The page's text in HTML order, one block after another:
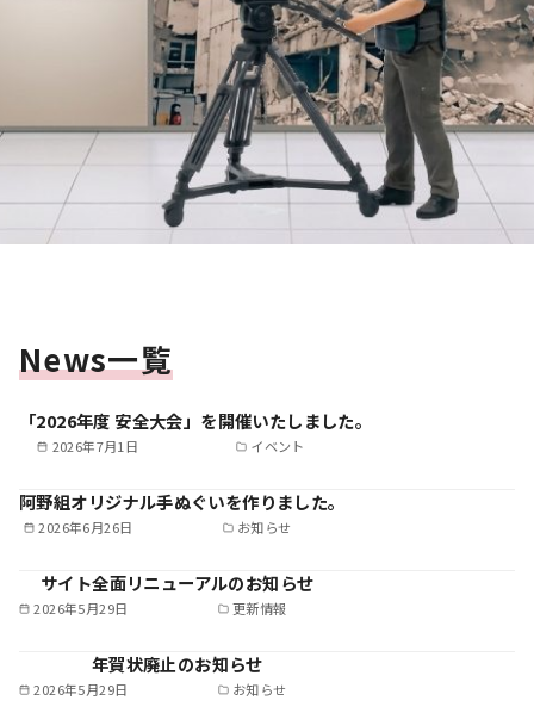
News一覧
2026年7月1日 イベント
「2026年度 安全大会」を開催いたしました。
2026年6月26日 お知らせ
阿野組オリジナル手ぬぐいを作りました。
2026年5月29日 更新情報
サイト全面リニューアルのお知らせ
2026年5月29日 お知らせ
年賀状廃止のお知らせ